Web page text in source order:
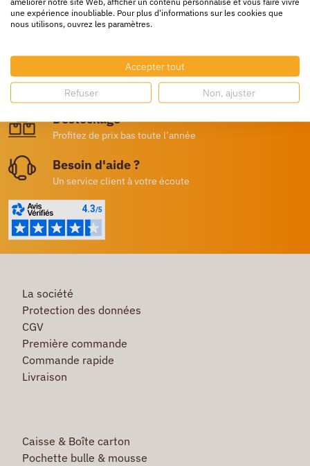
Livraison rapide
Livraison gratuite
Dès 250€ HT d’achat
Destockage
Profitez de prix bas toute l’année
Besoin d'aide ?
Un service client à votre écoute
La société
Protection des données
CGV
Première commande
Commande rapide
Livraison
Caisse & Boîte carton
Pochette bulle & mousse
une expérience inoubliable. Pour plus d'informations sur les cookies que
nous utilisons, ouvrez les paramètres.
Accepter tout
Refuser Non, ajuster